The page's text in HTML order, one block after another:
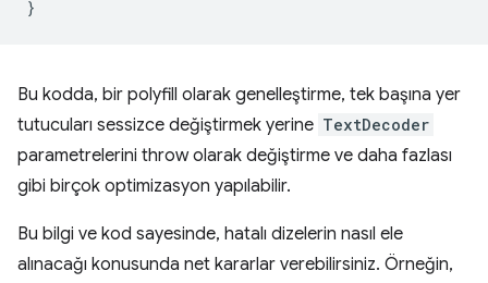
}
Bu kodda, bir polyfill olarak genelleştirme, tek başına yer
tutucuları sessizce değiştirmek yerine TextDecoder
parametrelerini throw olarak değiştirme ve daha fazlası
gibi birçok optimizasyon yapılabilir.
Bu bilgi ve kod sayesinde, hatalı dizelerin nasıl ele
alınacağı konusunda net kararlar verebilirsiniz. Örneğin,